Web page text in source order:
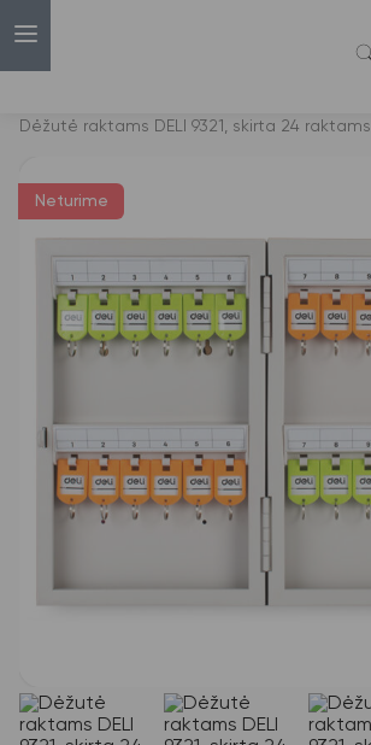
Dėžutė raktams DELI 9321, skirta 24 raktams
Neturime